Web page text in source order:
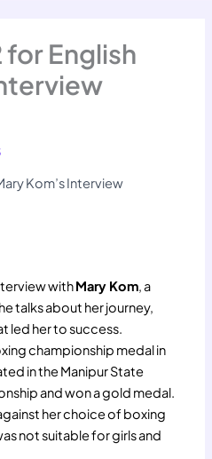
for English
Kom’s Interview
withMary Kom, a
talks about her journey,
led her to success.
championship medal in
in the Manipur State
and won a gold medal.
her choice of boxing
not suitable for girls and